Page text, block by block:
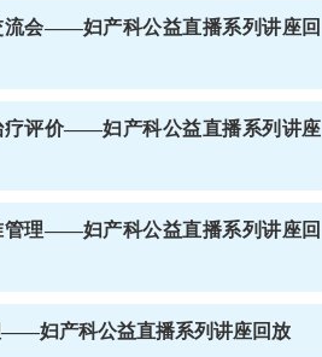
流会——妇产科公益直播系列讲座回
疗评价——妇产科公益直播系列讲座
管理——妇产科公益直播系列讲座回
——妇产科公益直播系列讲座回放